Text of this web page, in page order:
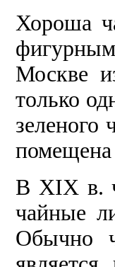
Хороша
Москве
только
зеленого
помещена
В XIX в.
чайные
Обычно